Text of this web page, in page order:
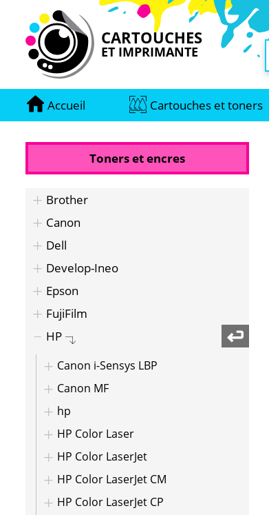
CARTOUCHES
ET IMPRIMANTE
Accueil Cartouches et toners
Toners et encres
Brother
Canon
Dell
Develop-Ineo
Epson
FujiFilm
HP
Canon i-Sensys LBP
Canon MF
hp
HP Color Laser
HP Color LaserJet
HP Color LaserJet CM
HP Color LaserJet CP